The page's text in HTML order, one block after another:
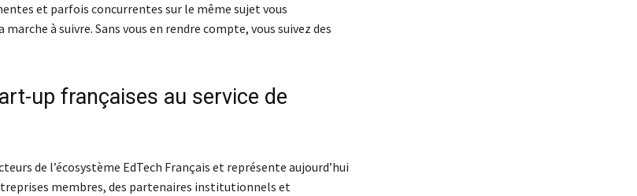
et parfois concurrentes sur le même sujet vous
à suivre. Sans vous en rendre compte, vous suivez des
up françaises au service de
de l’écosystème EdTech Français et représente aujourd’hui
membres, des partenaires institutionnels et